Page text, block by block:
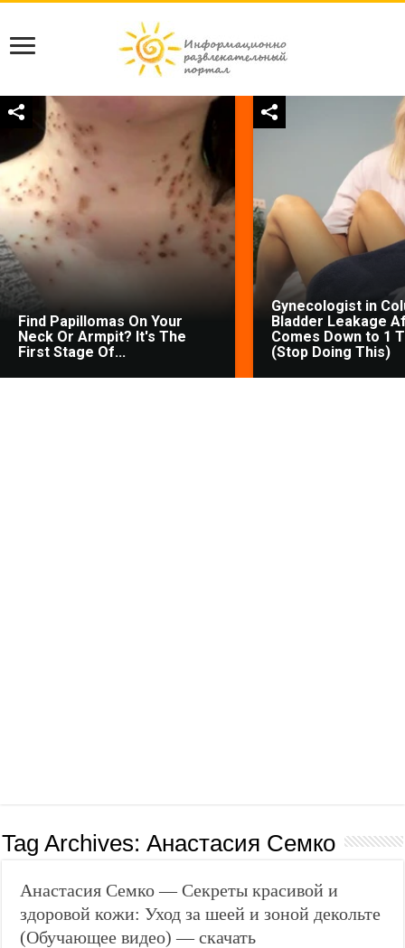
Find Papillomas On Your
Neck Or Armpit? It's The
First Stage Of...
Gynecologist in
Bladder Leakage
Comes Down to 1
(Stop Doing This)
Tag Archives:Анастасия Семко
Анастасия Семко — Секреты красивой и
здоровой кожи: Уход за шеей и зоной декольте
(Обучающее видео) — скачать